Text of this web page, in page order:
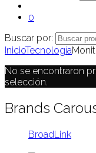
0
Buscar por:
InicioTecnología
No se encontraron
selección.
Brands
BroadLink